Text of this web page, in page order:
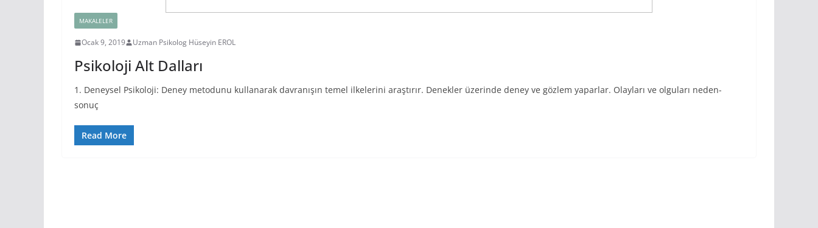
MAKALELER
Ocak 9, 2019 Uzman Psikolog Hüseyin EROL
Psikoloji Alt Dalları
1. Deneysel Psikoloji: Deney metodunu kullanarak davranışın temel ilkelerini araştırır. Denekler üzerinde deney ve gözlem yaparlar. Olayları ve olguları neden-
sonuç
Read More